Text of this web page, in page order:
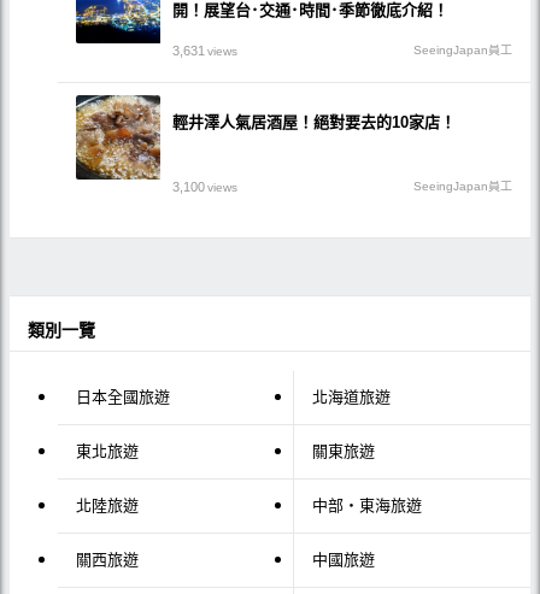
開！展望台･交通･時間･季節徹底介紹！
3,631 views SeeingJapan員工
輕井澤人氣居酒屋！絕對要去的10家店！
3,100views SeeingJapan員工
類別一覽
日本全國旅遊 北海道旅遊
東北旅遊 關東旅遊
北陸旅遊 中部・東海旅遊
關西旅遊 中國旅遊